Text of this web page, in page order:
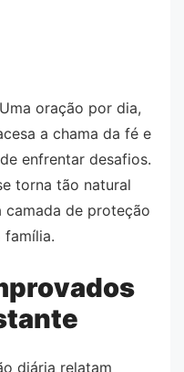
oração por dia,
a chama da fé e
enfrentar desafios.
torna tão natural
camada de proteção
diária relatam